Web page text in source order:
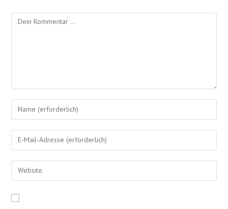
Kommentieren
Gib
deinen
Namen
oder
zum
Kommentieren
ein
Gib
deine
E-
Mail-
zum
Gib
deine
Website-
URL